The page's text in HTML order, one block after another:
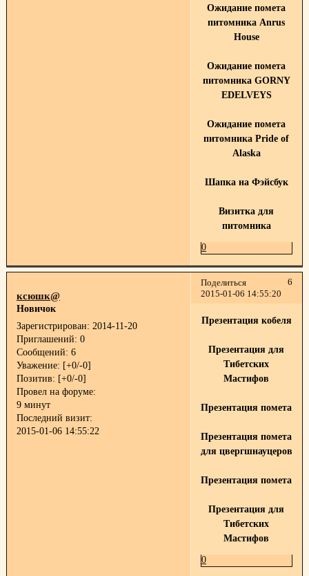
Ожидание помета
питомника Anrus
House
Ожидание помета
питомника GORNY
EDELVEYS
Ожидание помета
питомника Pride of
Alaska
Шапка на Фэйсбук
Визитка для
питомника
0
Поделиться
6
2015-01-06 14:55:20
ксюшк@
Новичок
Зарегистрирован: 2014-11-20
Приглашений: 0
Сообщений: 6
Уважение: [+0/-0]
Позитив: [+0/-0]
Провел на форуме:
9 минут
Последний визит:
2015-01-06 14:55:22
Презентация кобеля
Презентация для
Тибетских
Мастифов
Презентация помета
Презентация помета
для цвергшнауцеров
Презентация помета
Презентация для
Тибетских
Мастифов
0